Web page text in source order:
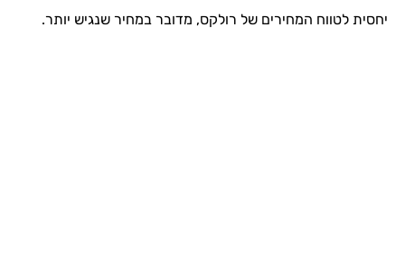
יחסית לטווח המחירים של רולקס, מדובר במחיר שנגיש יותר.